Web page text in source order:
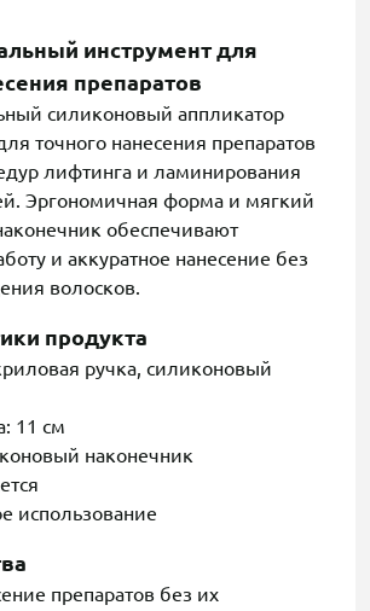
инструмент для
препаратов
силиконовый аппликатор
точного нанесения препаратов
лифтинга и ламинирования
Эргономичная форма и мягкий
обеспечивают
и аккуратное нанесение без
волосков.
продукта
ручка, силиконовый
11 см
наконечник
использование
препаратов без их